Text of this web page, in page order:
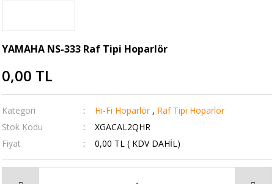
YAMAHA NS-333 Raf Tipi Hoparlör
0,00 TL
Kategori Hi-Fi Hoparlör , Raf Tipi Hoparlör
Stok Kodu
XGACAL2QHR
Fiyat
0,00 TL ( KDV DAHİL)